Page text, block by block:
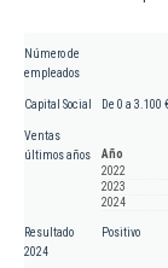
Número de
empleados
Capital Social De 0 a 3.100
Ventas
últimos años
Año
2022
2023
2024
Resultado
2024
Positivo